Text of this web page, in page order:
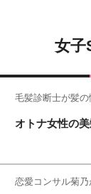
女子
毛髪診断士が髪
オトナ女性の
恋愛コンサル菊